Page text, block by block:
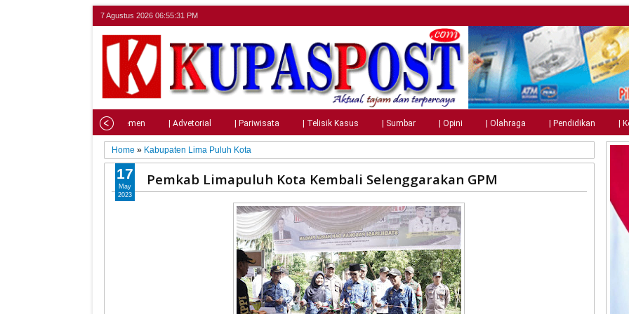
7 Agustus 2026 06:55:33 PM
| Parlemen | Advetorial | Pariwisata | Telisik Kasus | Sumbar | Opini | Olahraga | Pendidikan |
Home » Kabupaten Lima Puluh Kota
Pemkab Limapuluh Kota Kembali Selenggarakan GPM
17
May
2023